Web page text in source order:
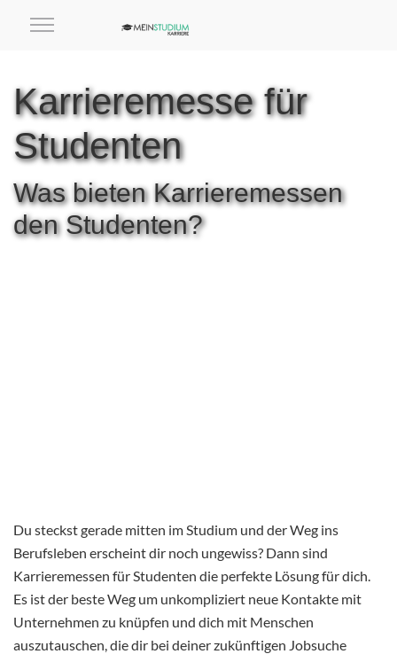
Karrieremesse für
Studenten
Was bieten Karrieremessen
den Studenten?
Du steckst gerade mitten im Studium und der Weg ins
Berufsleben erscheint dir noch ungewiss? Dann sind
Karrieremessen für Studenten die perfekte Lösung für dich.
Es ist der beste Weg um unkompliziert neue Kontakte mit
Unternehmen zu knüpfen und dich mit Menschen
auszutauschen, die dir bei deiner zukünftigen Jobsuche